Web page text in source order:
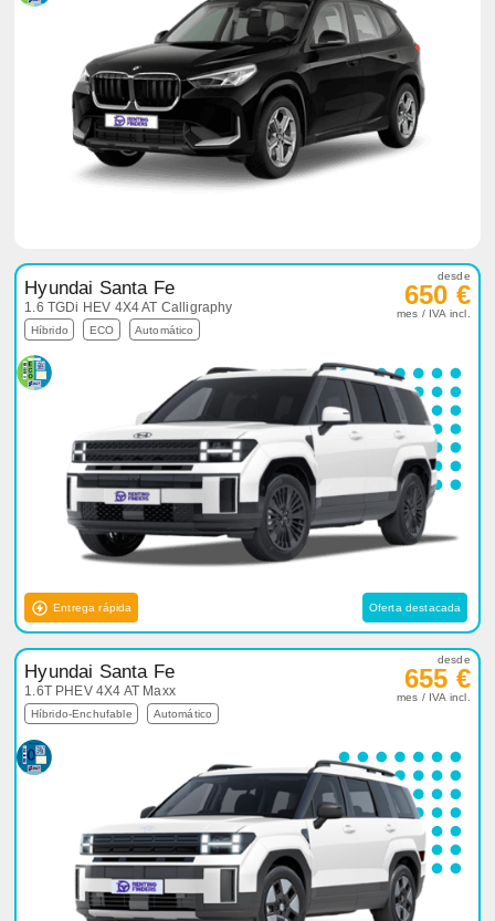
Hyundai Santa Fe
1.6 TGDi HEV 4X4 AT Calligraphy
Híbrido ECO Automático
desde
650 €
mes / IVA incl.
Entrega rápida Oferta destacada
Hyundai Santa Fe
1.6T PHEV 4X4 AT Maxx
Híbrido-Enchufable Automático
desde
655 €
mes / IVA incl.